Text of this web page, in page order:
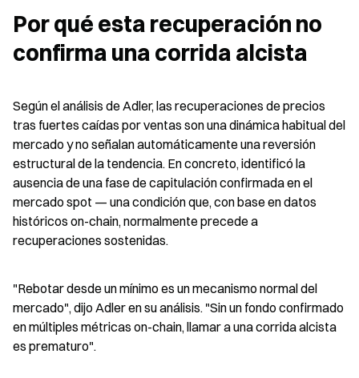
Por qué esta recuperación no
confirma una corrida alcista
Según el análisis de Adler, las recuperaciones de precios
tras fuertes caídas por ventas son una dinámica habitual del
mercado y no señalan automáticamente una reversión
estructural de la tendencia. En concreto, identificó la
ausencia de una fase de capitulación confirmada en el
mercado spot — una condición que, con base en datos
históricos on-chain, normalmente precede a
recuperaciones sostenidas.
"Rebotar desde un mínimo es un mecanismo normal del
mercado", dijo Adler en su análisis. "Sin un fondo confirmado
en múltiples métricas on-chain, llamar a una corrida alcista
es prematuro".